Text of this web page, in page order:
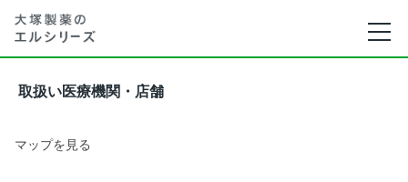
取扱い医療機関・店舗
マップを見る